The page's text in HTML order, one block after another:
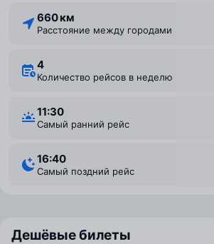
660 км
Расстояние между городами
4
Количество рейсов в неделю
11:30
Самый ранний рейс
16:40
Самый поздний рейс
Дешёвые билеты